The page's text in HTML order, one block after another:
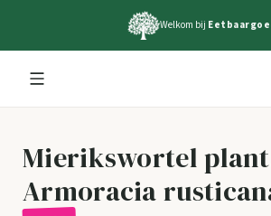
Welkom bij
Mierikswortel
Armoracia